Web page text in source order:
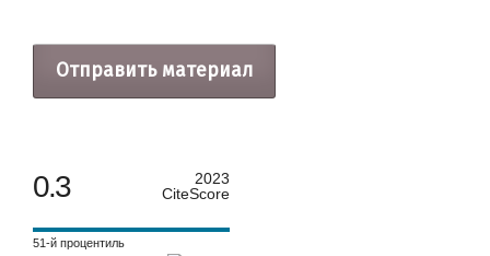
Отправить материал
0.3
2023
CiteScore
51-й процентиль